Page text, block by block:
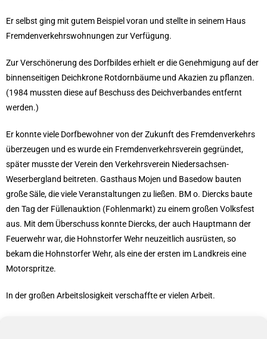
Er selbst ging mit gutem Beispiel voran und stellte in seinem Haus
Fremdenverkehrswohnungen zur Verfügung.
Zur Verschönerung des Dorfbildes erhielt er die Genehmigung auf der
binnenseitigen Deichkrone Rotdornbäume und Akazien zu pflanzen.
(1984 mussten diese auf Beschuss des Deichverbandes entfernt
werden.)
Er konnte viele Dorfbewohner von der Zukunft des Fremdenverkehrs
überzeugen und es wurde ein Fremdenverkehrsverein gegründet,
später musste der Verein den Verkehrsverein Niedersachsen-
Weserbergland beitreten. Gasthaus Mojen und Basedow bauten
große Säle, die viele Veranstaltungen zu ließen. BM o. Diercks baute
den Tag der Füllenauktion (Fohlenmarkt) zu einem großen Volksfest
aus. Mit dem Überschuss konnte Diercks, der auch Hauptmann der
Feuerwehr war, die Hohnstorfer Wehr neuzeitlich ausrüsten, so
bekam die Hohnstorfer Wehr, als eine der ersten im Landkreis eine
Motorspritze.
In der großen Arbeitslosigkeit verschaffte er vielen Arbeit.